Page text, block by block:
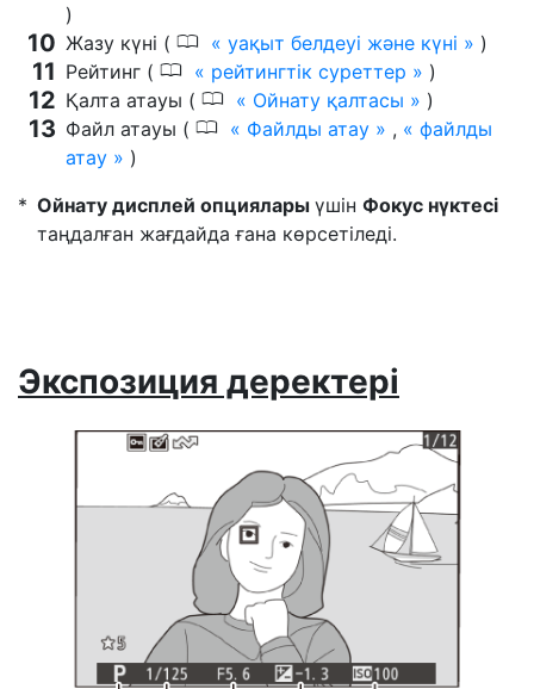
)
Жазу күні ( 0 уақыт белдеуі және күні
)
Рейтинг ( 0 рейтингтік суреттер
)
Қалта атауы ( 0 Ойнату қалтасы
)
Файл атауы ( 0 Файлды атау ,
файлды
атау
)
Ойнату дисплей опциялары үшін Фокус нүктесі
таңдалған жағдайда ғана көрсетіледі.
Экспозиция деректері